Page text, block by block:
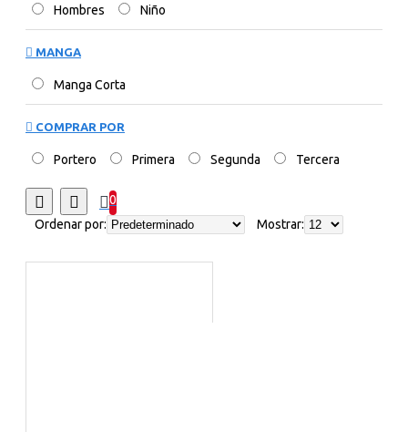
Hombres Niño
MANGA
Manga Corta
COMPRAR POR
Portero Primera Segunda Tercera
0
Ordenar por:
Mostrar: